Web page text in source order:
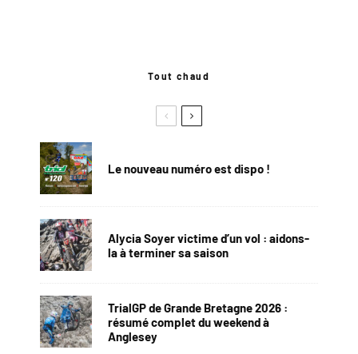
Tout chaud
Le nouveau numéro est dispo !
Alycia Soyer victime d’un vol : aidons-
la à terminer sa saison
TrialGP de Grande Bretagne 2026 :
résumé complet du weekend à
Anglesey